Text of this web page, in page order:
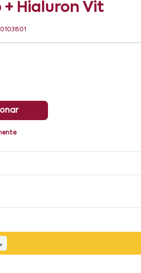
Hialuron Vit